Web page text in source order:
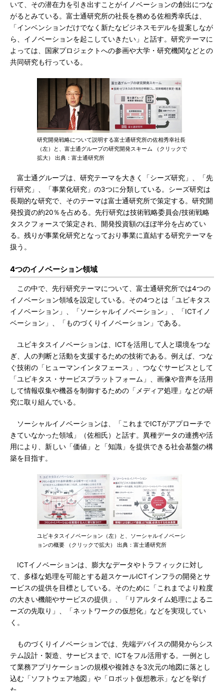
いて、その潜在力を引き出すことがイノベーションの創出につな
がるとみている。富士通研究所の社長を務める佐相秀幸氏は、
「インベンションだけでなく新たなビジネスモデルを提案しなが
ら、イノベーションを起こしていきたい」と話す。研究テーマに
よっては、国家プロジェクトへの参画や大学・研究機関などとの
共同研究も行っている。
研究開発戦略について説明する富士通研究所の佐相秀幸社長
（左）と、富士通グループの研究開発スキーム （クリックで
拡大） 出典：富士通研究所
富士通グループは、研究テーマを大きく「シーズ研究」、「先
行研究」、「事業化研究」の3つに分類している。シーズ研究は
長期的な研究で、そのテーマは富士通研究所で策定する。研究開
発投資の約20％を占める。先行研究は技術戦略委員会/技術戦略
タスクフォースで策定され、開発投資額のほぼ半分を占めてい
る。残りが事業化研究となっており事業に直結する研究テーマを
扱う。
4つのイノベーション領域
この中で、先行研究テーマについて、富士通研究所では4つの
イノベーション領域を設定している。その4つとは「ユビキタス
イノベーション」、「ソーシャルイノベーション」、「ICTイノ
ベーション」、「ものづくりイノベーション」である。
ユビキタスイノベーションは、ICTを活用して人と環境をつな
ぎ、人の判断と活動を支援するための技術である。例えば、つな
ぐ技術の「ヒューマンインタフェース」、つなぐサービスとして
「ユビキタス・サービスプラットフォーム」、画像や音声を活用
して情報収集や機器を制御するための「メディア処理」などの研
究に取り組んでいる。
ソーシャルイノベーションは、「これまでICTがアプローチで
きていなかった領域」（佐相氏）と話す。異種データの連携や活
用により、新しい「価値」と「知識」を提供できる社会基盤の構
築を目指す。
ユビキタスイノベーション（左）と、ソーシャルイノベーシ
ョンの概要 （クリックで拡大） 出典：富士通研究所
ICTイノベーションは、膨大なデータやトラフィックに対し
て、多様な処理を可能とする超スケールICTインフラの開発とサ
ービスの提供を目標としている。そのために「これまでより粒度
の大きい機能やサービスの提供」、「リアルタイム処理によるニ
ーズの先取り」、「ネットワークの仮想化」などを実現してい
く。
ものづくりイノベーションでは、先端デバイスの開発からシス
テム設計・製造、サービスまで、ICTをフル活用する。一例とし
て業務アプリケーションの規模や複雑さを3次元の地図に落とし
込む「ソフトウェア地図」や「ロボット仮想教示」などを挙げ